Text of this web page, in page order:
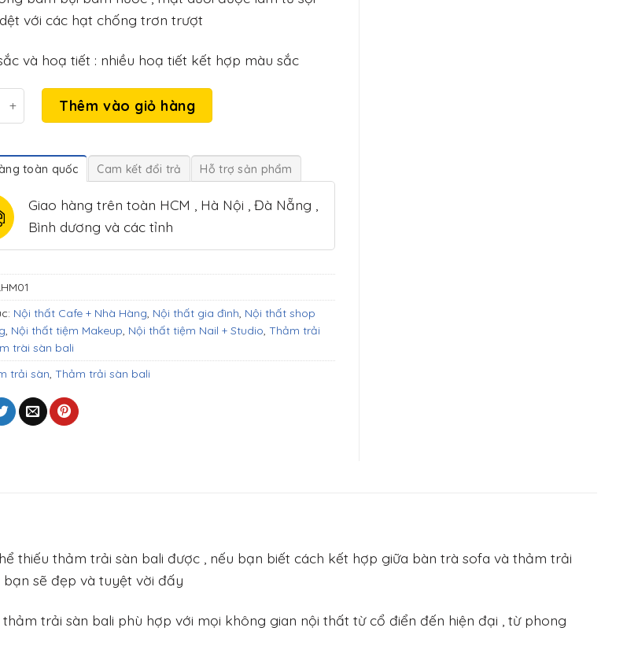
với các hạt chống trơn trượt
và hoạ tiết : nhiều hoạ tiết kết hợp màu sắc
sàn bali 5D TBLHM01 số lượng
Thêm vào giỏ hàng
toàn quốc Cam kết đổi trả Hỗ trợ sản phẩm
Giao hàng trên toàn HCM , Hà Nội , Đà Nẵng ,
Bình dương và các tỉnh
Nội thất Cafe + Nhà Hàng, Nội thất gia đình, Nội thất shop
, Nội thất tiệm Makeup, Nội thất tiệm Nail + Studio, Thảm trải
trài sàn bali
trải sàn, Thảm trải sàn bali
thiếu thảm trải sàn bali được , nếu bạn biết cách kết hợp giữa bàn trà sofa và thảm trải
sẽ đẹp và tuyệt vời đấy
trải sàn bali phù hợp với mọi không gian nội thất từ cổ điển đến hiện đại , từ phong